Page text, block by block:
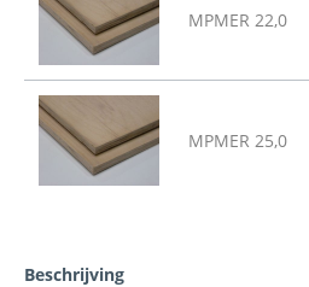
MPMER 22,0
MPMER 25,0
Beschrijving